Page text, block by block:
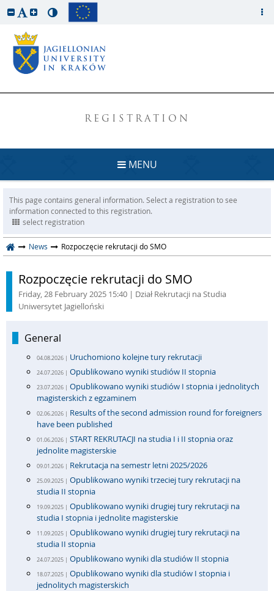
REGISTRATION
MENU
This page contains general information. Select a registration to see
information connected to this registration.
select registration
News Rozpoczęcie rekrutacji do SMO
Rozpoczęcie rekrutacji do SMO
Friday, 28 February 2025 15:40 | Dział Rekrutacji na Studia
Uniwersytet Jagielloński
General
04.08.2026 | Uruchomiono kolejne tury rekrutacji
24.07.2026 | Opublikowano wyniki studiów II stopnia
23.07.2026 | Opublikowano wyniki studiów I stopnia i jednolitych
magisterskich z egzaminem
02.06.2026 | Results of the second admission round for foreigners
have been published
01.06.2026 | START REKRUTACJI na studia I i II stopnia oraz
jednolite magisterskie
09.01.2026 | Rekrutacja na semestr letni 2025/2026
25.09.2025 | Opublikowano wyniki trzeciej tury rekrutacji na
studia II stopnia
19.09.2025 | Opublikowano wyniki drugiej tury rekrutacji na
studia I stopnia i jednolite magisterskie
11.09.2025 | Opublikowano wyniki drugiej tury rekrutacji na
studia II stopnia
24.07.2025 | Opublikowano wyniki dla studiów II stopnia
18.07.2025 | Opublikowano wyniki dla studiów I stopnia i
jednolitych magisterskich